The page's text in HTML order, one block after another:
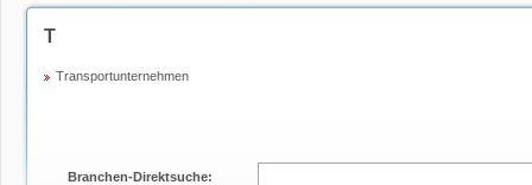
T
Transportunternehmen
Branchen-Direktsuche: